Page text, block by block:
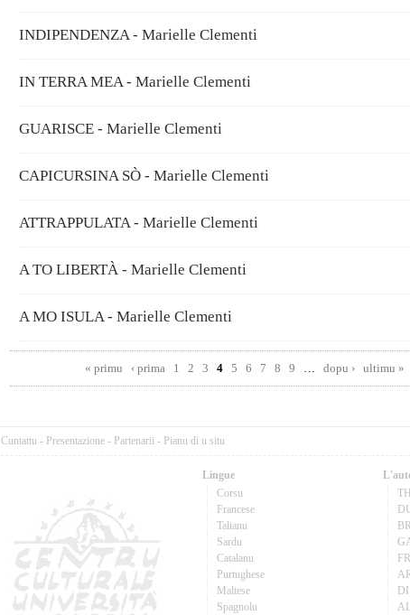
INDIPENDENZA - Marielle Clementi
IN TERRA MEA - Marielle Clementi
GUARISCE - Marielle Clementi
CAPICURSINA SÒ - Marielle Clementi
ATTRAPPULATA - Marielle Clementi
A TO LIBERTÀ - Marielle Clementi
A MO ISULA - Marielle Clementi
« primu
‹ prima 1 2 3 4 5 6 7 8 9 … dopu › ultimu »
Cuntattu - Presentazione - Partenarii - Pianu di u situ
Lingue
Corsu
Francese
Talianu
Sardu
Catalanu
Purtughese
Maltese
Spagnolu